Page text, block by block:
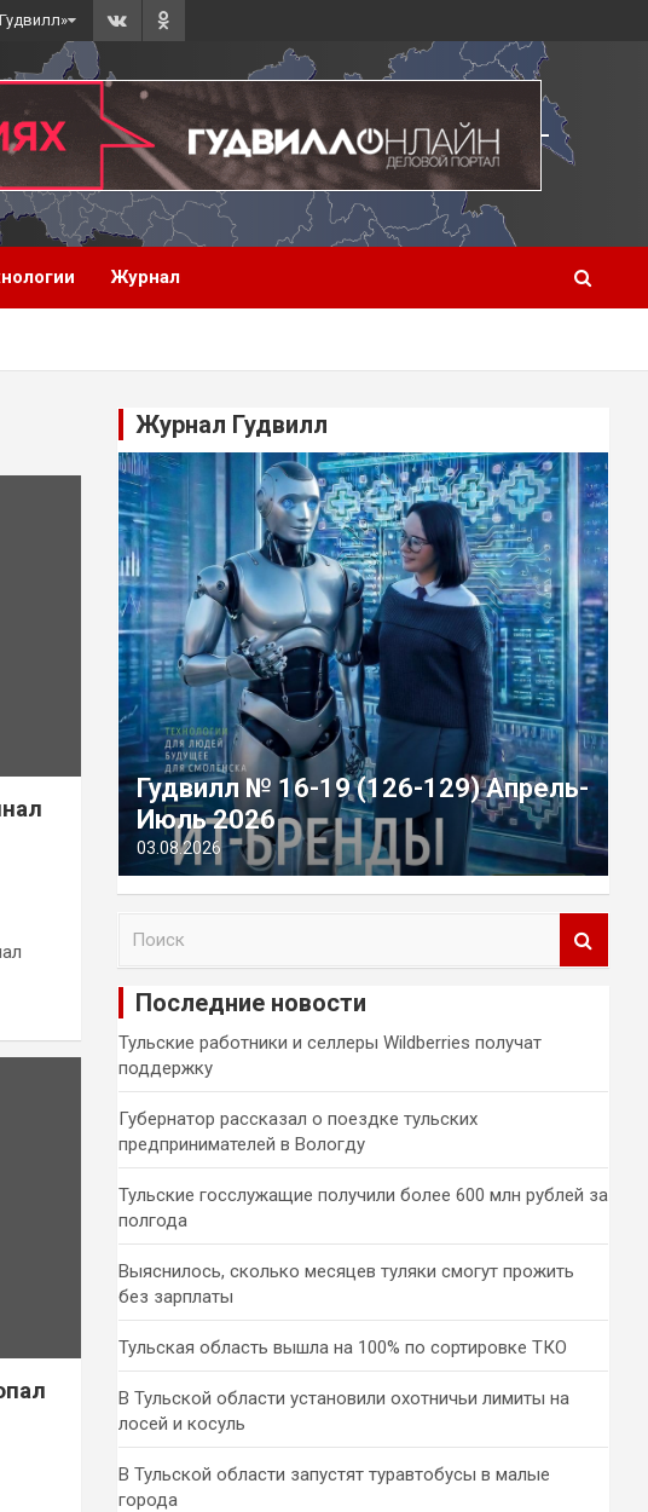
Журнал
Журнал Гудвилл
Гудвилл № 16-19 (126-129) Апрель-
Июль 2026
03.08.2026
и
Последние новости
Тульские работники и селлеры Wildberries получат
поддержку
Губернатор рассказал о поездке тульских
предпринимателей в Вологду
Тульские госслужащие получили более 600 млн рублей за
полгода
Выяснилось, сколько месяцев туляки смогут прожить
без зарплаты
Тульская область вышла на 100% по сортировке ТКО
В Тульской области установили охотничьи лимиты на
лосей и косуль
В Тульской области запустят туравтобусы в малые
города